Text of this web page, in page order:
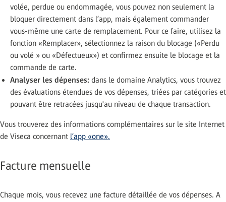
volée, perdue ou endommagée, vous pouvez non seulement la
bloquer directement dans l’app, mais également commander
vous-même une carte de remplacement. Pour ce faire, utilisez la
fonction «Remplacer», sélectionnez la raison du blocage («Perdu
ou volé » ou «Défectueux») et confirmez ensuite le blocage et la
commande de carte.
Analyser les dépenses: dans le domaine Analytics, vous trouvez
des évaluations étendues de vos dépenses, triées par catégories et
pouvant être retracées jusqu'au niveau de chaque transaction.
Vous trouverez des informations complémentaires sur le site Internet
de Viseca concernant l’app «one».
Facture mensuelle
Chaque mois, vous recevez une facture détaillée de vos dépenses. A